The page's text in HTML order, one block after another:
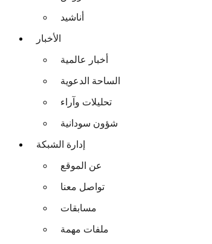
أناشيد
الأخبار
أخبار عالمية
الساحة الدعوية
تحليلات وآراء
شؤون سودانية
إدارة الشبكة
عن الموقع
تواصل معنا
مسابقات
ملفات مهمة